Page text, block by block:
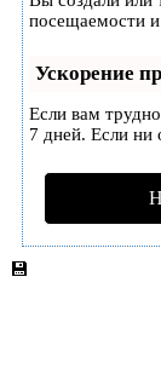
посещаемости
Ускорение
Если вам
7 дней. Если ни
💾